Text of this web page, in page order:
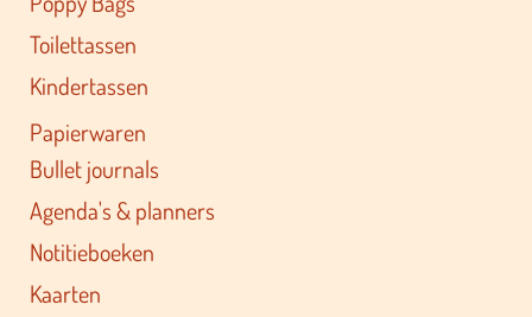
Toilettassen
Kindertassen
Papierwaren
Bullet journals
Agenda's & planners
Notitieboeken
Kaarten